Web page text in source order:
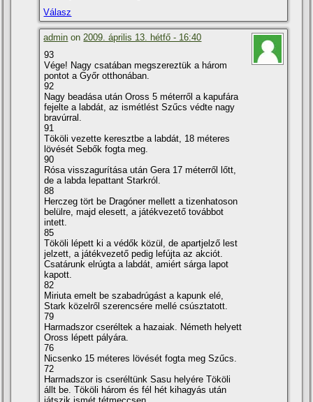
Válasz
admin on 2009. április 13. hétfő - 16:40
93
Vége! Nagy csatában megszereztük a három
pontot a Győr otthonában.
92
Nagy beadása után Oross 5 méterről a kapufára
fejelte a labdát, az ismétlést Szűcs védte nagy
bravúrral.
91
Tököli vezette keresztbe a labdát, 18 méteres
lövését Sebők fogta meg.
90
Rósa visszagurí­tása után Gera 17 méterről lőtt,
de a labda lepattant Starkról.
88
Herczeg tört be Dragóner mellett a tizenhatoson
belülre, majd elesett, a játékvezető továbbot
intett.
85
Tököli lépett ki a védők közül, de apartjelző lest
jelzett, a játékvezető pedig lefújta az akciót.
Csatárunk elrúgta a labdát, amiért sárga lapot
kapott.
82
Miriuta emelt be szabadrúgást a kapunk elé,
Stark közelről szerencsére mellé csúsztatott.
79
Harmadszor cseréltek a hazaiak. Németh helyett
Oross lépett pályára.
76
Nicsenko 15 méteres lövését fogta meg Szűcs.
72
Harmadszor is cseréltünk Sasu helyére Tököli
állt be. Tököli három és fél hét kihagyás után